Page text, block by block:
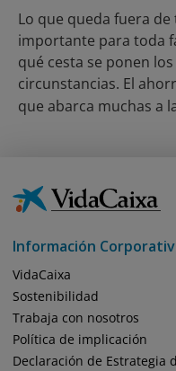
Lo que queda fuera
importante para toda
qué cesta se ponen
circunstancias. El
que abarca muchas a
Información
VidaCaixa
Sostenibilidad
Trabaja con nosotros
Política de implicación
Declaración de Estrategia